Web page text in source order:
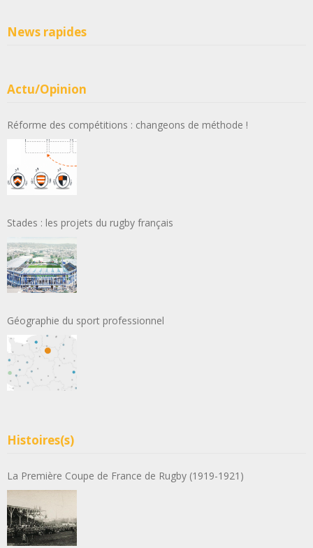
News rapides
Actu/Opinion
Réforme des compétitions : changeons de méthode !
Stades : les projets du rugby français
Géographie du sport professionnel
Histoires(s)
La Première Coupe de France de Rugby (1919-1921)